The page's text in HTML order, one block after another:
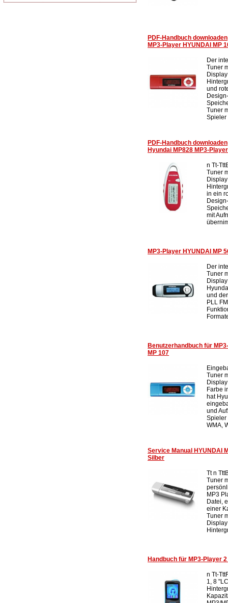
PDF-Handbuch downloaden
MP3-Player HYUNDAI MP
Der
Tuner
und
Tuner
Spieler
PDF-Handbuch downloaden
Hyundai MP828 MP3-
n Tt-
Tuner
in ein
mit
MP3-Player HYUNDAI MP
Der
Tuner
und
PLL
Benutzerhandbuch für
MP 107
Tuner
Farbe
hat
und
Spieler
WMA,
Service Manual HYUNDAI
Silber
Tt n
Tuner
MP3
Datei,
einer
Tuner
Handbuch für MP3-Player
n Tt-
1, 8